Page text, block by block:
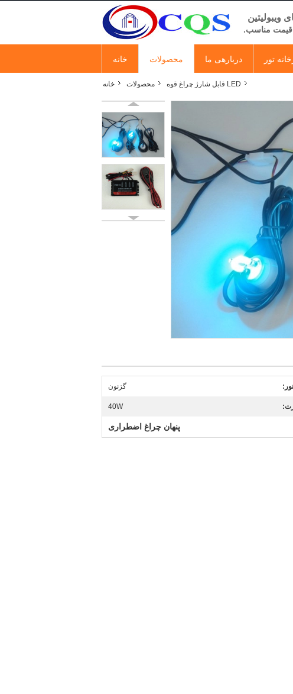
ویبولیتین
قیمت مناسب.
خانه محصولات دربارهی ما تور
خانه محصولات LED قابل شارژ چراغ قوه
گزنون
40W
پنهان چراغ اضطراری